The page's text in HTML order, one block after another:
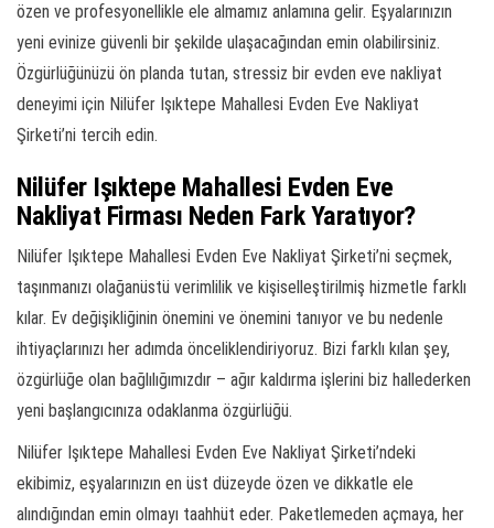
özen ve profesyonellikle ele almamız anlamına gelir. Eşyalarınızın
yeni evinize güvenli bir şekilde ulaşacağından emin olabilirsiniz.
Özgürlüğünüzü ön planda tutan, stressiz bir evden eve nakliyat
deneyimi için Nilüfer Işıktepe Mahallesi Evden Eve Nakliyat
Şirketi’ni tercih edin.
Nilüfer Işıktepe Mahallesi Evden Eve
Nakliyat Firması Neden Fark Yaratıyor?
Nilüfer Işıktepe Mahallesi Evden Eve Nakliyat Şirketi’ni seçmek,
taşınmanızı olağanüstü verimlilik ve kişiselleştirilmiş hizmetle farklı
kılar. Ev değişikliğinin önemini ve önemini tanıyor ve bu nedenle
ihtiyaçlarınızı her adımda önceliklendiriyoruz. Bizi farklı kılan şey,
özgürlüğe olan bağlılığımızdır – ağır kaldırma işlerini biz hallederken
yeni başlangıcınıza odaklanma özgürlüğü.
Nilüfer Işıktepe Mahallesi Evden Eve Nakliyat Şirketi’ndeki
ekibimiz, eşyalarınızın en üst düzeyde özen ve dikkatle ele
alındığından emin olmayı taahhüt eder. Paketlemeden açmaya, her